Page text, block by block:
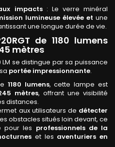
impacts: Le verre minéral
lumineuse élevée et une
une longue durée de vie.
de 1180 lumens
mètres
LM se distingue par sa puissance
portée impressionnante.
1180 lumens, cette lampe est
mètres, offrant une visibilité
distances.
aux utilisateurs de détecter
obstacles situés loin devant, ce
pour les professionnels de la
et les aventuriers en